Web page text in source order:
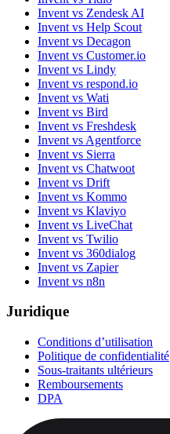
Invent vs Zendesk AI
Invent vs Help Scout
Invent vs Decagon
Invent vs Customer.io
Invent vs Lindy
Invent vs respond.io
Invent vs Wati
Invent vs Bird
Invent vs Freshdesk
Invent vs Agentforce
Invent vs Sierra
Invent vs Chatwoot
Invent vs Drift
Invent vs Kommo
Invent vs Klaviyo
Invent vs LiveChat
Invent vs Twilio
Invent vs 360dialog
Invent vs Zapier
Invent vs n8n
Juridique
Conditions d’utilisation
Politique de confidentialité
Sous-traitants ultérieurs
Remboursements
DPA